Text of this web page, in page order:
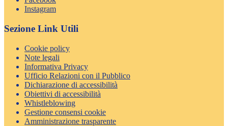
Instagram
Sezione Link Utili
Cookie policy
Note legali
Informativa Privacy
Ufficio Relazioni con il Pubblico
Dichiarazione di accessibilità
Obiettivi di accessibilità
Whistleblowing
Gestione consensi cookie
Amministrazione trasparente